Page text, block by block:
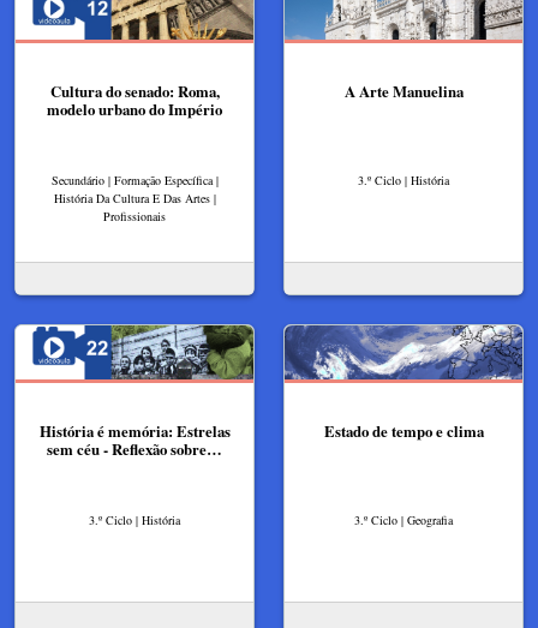
Cultura do senado: Roma,
modelo urbano do Império
Secundário | Formação Específica |
História Da Cultura E Das Artes |
Profissionais
A Arte Manuelina
3.º Ciclo | História
História é memória: Estrelas
sem céu - Reflexão sobre…
3.º Ciclo | História
Estado de tempo e clima
3.º Ciclo | Geografia